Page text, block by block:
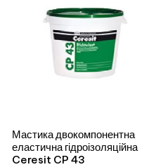
Мастика двокомпонентна
еластична гідроізоляційна
Ceresit CP 43